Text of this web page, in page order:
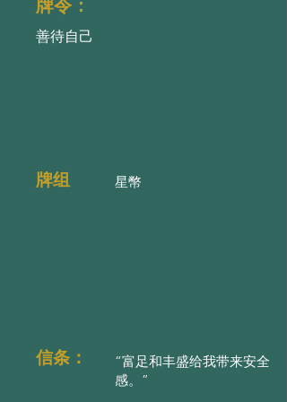
牌令：
善待自己
牌组 星幣
信条：
“富足和丰盛给我带来安全
感。”